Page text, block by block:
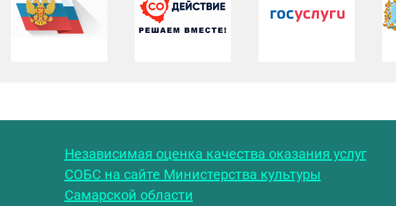
Следующее изображение
Независимая оценка качества оказания услуг
СОБС на сайте Министерства культуры
Самарской области